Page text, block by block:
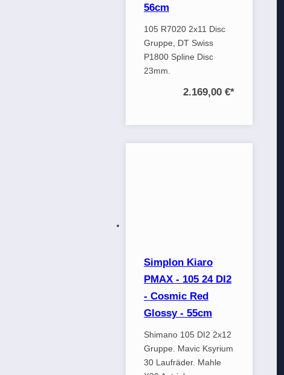
56cm
105 R7020 2x11 Disc
Gruppe, DT Swiss
P1800 Spline Disc
23mm.
2.169,00 €*
Simplon Kiaro
PMAX - 105 24 DI2
- Cosmic Red
Glossy - 55cm
Shimano 105 DI2 2x12
Gruppe. Mavic Ksyrium
30 Laufräder. Mahle